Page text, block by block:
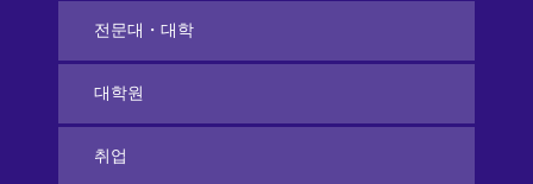
전문대・대학
대학원
취업